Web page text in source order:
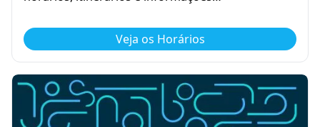
Veja os Horários